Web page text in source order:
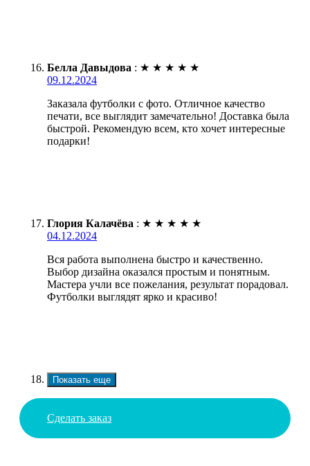
Белла Давыдова : ★ ★ ★ ★ ★
09.12.2024
Заказала футболки с фото. Отличное качество
печати, все выглядит замечательно! Доставка была
быстрой. Рекомендую всем, кто хочет интересные
подарки!
Глория Калачёва : ★ ★ ★ ★ ★
04.12.2024
Вся работа выполнена быстро и качественно.
Выбор дизайна оказался простым и понятным.
Мастера учли все пожелания, результат порадовал.
Футболки выглядят ярко и красиво!
Показать еще
Сделать заказ